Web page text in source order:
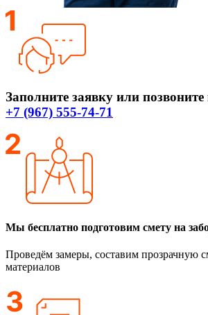
Заполните заявку или
+7 (967) 555-74-71
Мы бесплатно подготовим смету на
Проведём замеры, составим прозрачную
материалов